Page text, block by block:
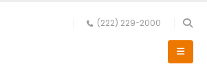
(222) 229-2000